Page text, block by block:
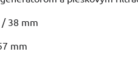
38 mm
mm